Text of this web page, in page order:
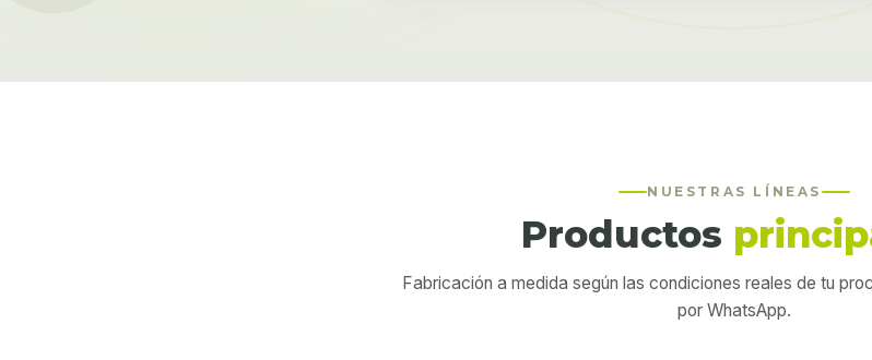
NUESTRAS LÍNEAS
Productos
Fabricación a medida según las condiciones reales de tu
por WhatsApp.